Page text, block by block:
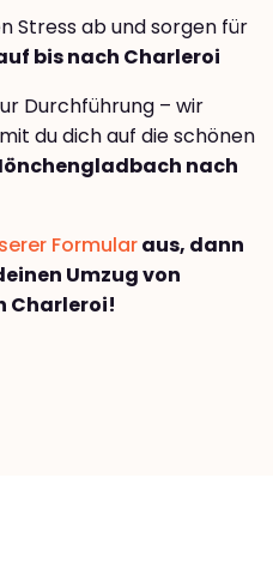
Stress ab und sorgen für
bis nach Charleroi
Durchführung – wir
du dich auf die schönen
nach
Formularaus, dann
Umzug von
Charleroi!